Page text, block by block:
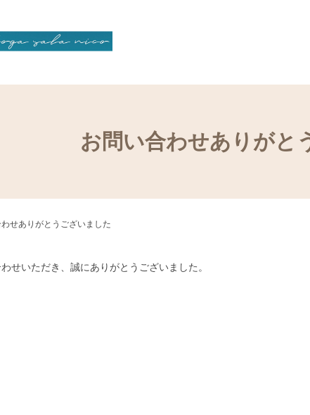
お問い合わせありがと
せありがとうございました
せいただき、誠にありがとうございました。